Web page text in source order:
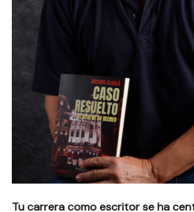
Tu carrera como escritor se ha